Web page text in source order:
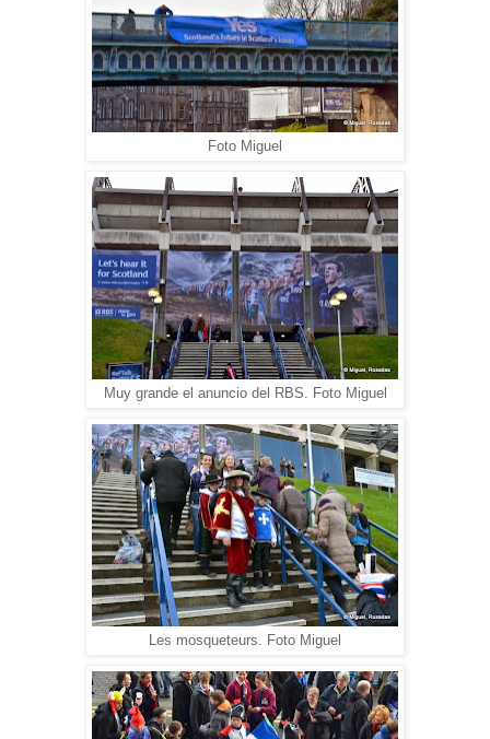
Foto Miguel
Muy grande el anuncio del RBS. Foto Miguel
Les mosqueteurs. Foto Miguel